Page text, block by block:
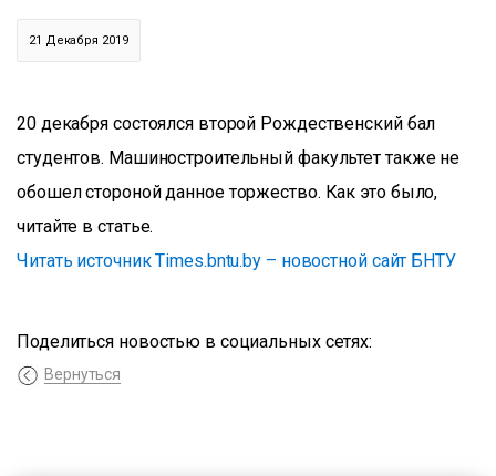
21 Декабря 2019
20 декабря состоялся второй Рождественский бал
студентов. Машиностроительный факультет также не
обошел стороной данное торжество. Как это было,
читайте в статье.
Читать источник Times.bntu.by – новостной сайт БНТУ
Поделиться новостью в социальных сетях:
Вернуться